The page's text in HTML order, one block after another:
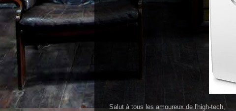
Salut à tous les amoureux de l'high-tech,